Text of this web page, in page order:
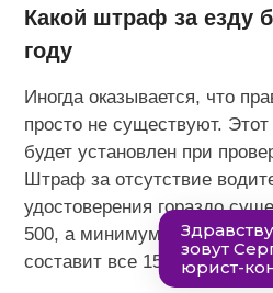
Какой штраф за езду
году
Иногда оказывается, что
просто не существуют.
будет установлен при
Штраф за отсутствие
удостоверения гораздо
500, а минимум 5 000
составит все 15 000 рублей.